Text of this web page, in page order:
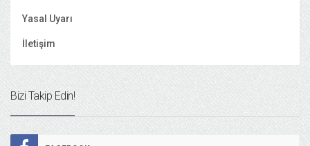
Yasal Uyarı
İletişim
Bizi Takip Edin!